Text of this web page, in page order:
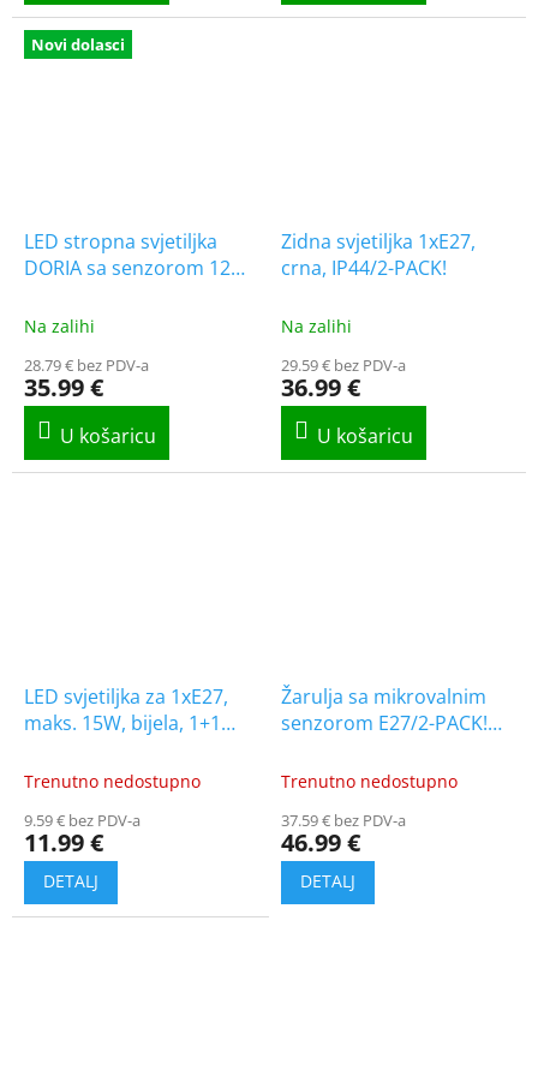
Novi dolasci
LED stropna svjetiljka
DORIA sa senzorom 12W,
ST57-124-PIR]
Na zalihi
28.79 € bez PDV-a
35.99 €
Zidna svjetiljka 1xE27,
crna, IP44/2-PACK!
Na zalihi
29.59 € bez PDV-a
36.99 €
LED svjetiljka za 1xE27,
maks. 15W, bijela, 1+1
6561WE27SPS]
Trenutno nedostupno
9.59 € bez PDV-a
11.99 €
Žarulja sa mikrovalnim
senzorom E27/2-PACK!
Trenutno nedostupno
37.59 € bez PDV-a
46.99 €